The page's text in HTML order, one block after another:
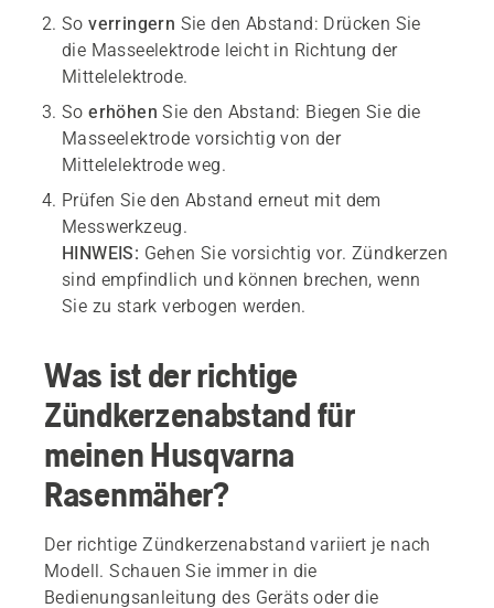
Soverringern Sie den Abstand: Drücken Sie
die Masseelektrode leicht in Richtung der
Mittelelektrode.
Soerhöhen Sie den Abstand: Biegen Sie die
Masseelektrode vorsichtig von der
Mittelelektrode weg.
Prüfen Sie den Abstand erneut mit dem
Messwerkzeug.
HINWEIS: Gehen Sie vorsichtig vor. Zündkerzen
sind empfindlich und können brechen, wenn
Sie zu stark verbogen werden.
Was ist der richtige
Zündkerzenabstand für
meinen Husqvarna
Rasenmäher?
Der richtige Zündkerzenabstand variiert je nach
Modell. Schauen Sie immer in die
Bedienungsanleitung des Geräts oder die